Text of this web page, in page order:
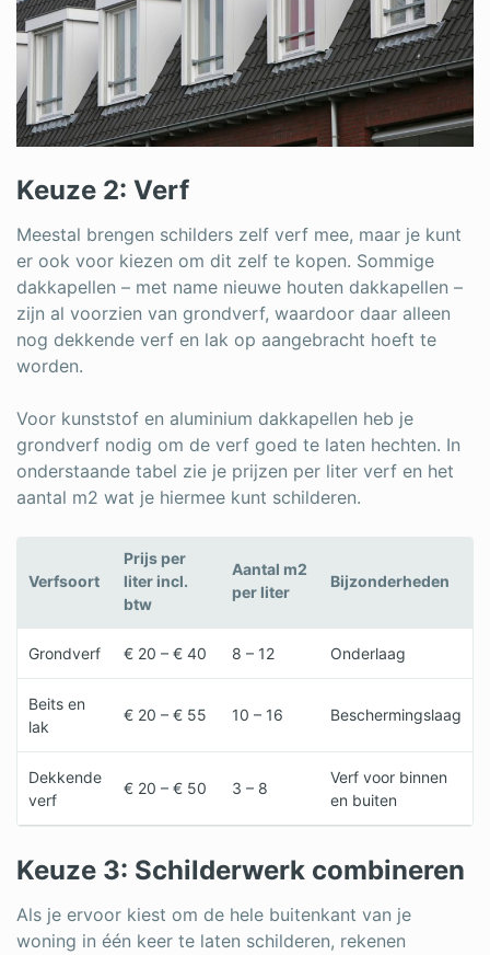
Keuze 2: Verf
Meestal brengen schilders zelf verf mee, maar je kunt
er ook voor kiezen om dit zelf te kopen. Sommige
dakkapellen – met name nieuwe houten dakkapellen –
zijn al voorzien van grondverf, waardoor daar alleen
nog dekkende verf en lak op aangebracht hoeft te
worden.
Voor kunststof en aluminium dakkapellen heb je
grondverf nodig om de verf goed te laten hechten. In
onderstaande tabel zie je prijzen per liter verf en het
aantal m2 wat je hiermee kunt schilderen.
Verfsoort
Prijs per
liter incl.
btw
Aantal m2
per liter
Bijzonderheden
Grondverf € 20 – € 40 8 – 12 Onderlaag
Beits en
lak
€ 20 – € 55 10 – 16 Beschermingslaag
Dekkende
verf
€ 20 – € 50 3 – 8
Verf voor binnen
en buiten
Keuze 3: Schilderwerk combineren
Als je ervoor kiest om de hele buitenkant van je
woning in één keer te laten schilderen, rekenen